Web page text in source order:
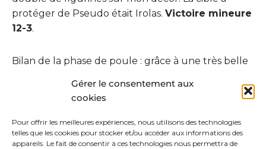
Gérer le consentement aux
cookies
Pour offrir les meilleures expériences, nous utilisons des technologies
telles que les cookies pour stocker et/ou accéder aux informations des
appareils. Le fait de consentir à ces technologies nous permettra de
protéger de Pseudo était Irolas. Victoire mineure
12-3.
Bilan de la phase de poule : grâce à une très belle